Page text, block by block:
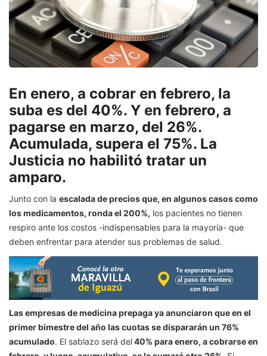
En enero, a cobrar en febrero, la
suba es del 40%. Y en febrero, a
pagarse en marzo, del 26%.
Acumulada, supera el 75%. La
Justicia no habilitó tratar un
amparo.
Junto con la escalada de precios que, en algunos casos como
los medicamentos, ronda el 200%, los pacientes no tienen
respiro ante los costos -indispensables para la mayoría- que
deben enfrentar para atender sus problemas de salud.
Las empresas de medicina prepaga ya anunciaron que en el
primer bimestre del año las cuotas se dispararán un 76%
acumulado. El sablazo será del40% para enero, a cobrarse en